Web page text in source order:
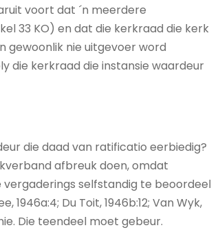
voort dat ´n meerdere
33 KO) en dat die kerkraad die kerk
gewoonlik nie uitgevoer word
die kerkraad die instansie waardeur
die daad van ratificatio eerbiedig?
afbreuk doen, omdat
selfstandig te beoordeel
Du Toit, 1946b:12; Van Wyk,
Die teendeel moet gebeur.